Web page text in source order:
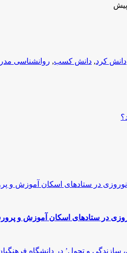
دانش کرد, دانش کسب, روانشناسی